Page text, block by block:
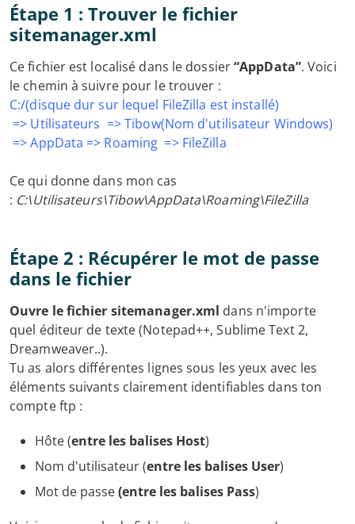
Étape 1 : Trouver le fichier
sitemanager.xml
Ce fichier est localisé dans le dossier“AppData”. Voici
le chemin à suivre pour le trouver :
C:/(disque dur sur lequel FileZilla est installé)
=> Utilisateurs => Tibow(Nom d'utilisateur Windows)
=> AppData => Roaming => FileZilla
Ce qui donne dans mon cas
: C:\Utilisateurs\Tibow\AppData\Roaming\FileZilla
Étape 2 : Récupérer le mot de passe
dans le fichier
Ouvre le fichier sitemanager.xml dans n'importe
quel éditeur de texte (Notepad++, Sublime Text 2,
Dreamweaver..).
Tu as alors différentes lignes sous les yeux avec les
éléments suivants clairement identifiables dans ton
compte ftp :
Hôte (entre les balises Host)
Nom d'utilisateur (entre les balises User)
Mot de passe(entre les balises Pass)